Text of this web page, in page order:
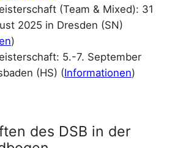
(Team & Mixed): 31
2025 in Dresden (SN)
)
5.-7. September
(HS) (Informationen)
des DSB in der